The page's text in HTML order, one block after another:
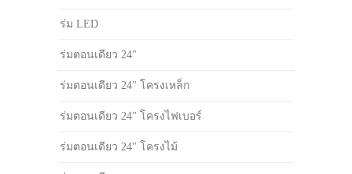
ร่ม LED
ร่มตอนเดียว 24"
ร่มตอนเดียว 24" โครงเหล็ก
ร่มตอนเดียว 24" โครงไฟเบอร์
ร่มตอนเดียว 24" โครงไม้